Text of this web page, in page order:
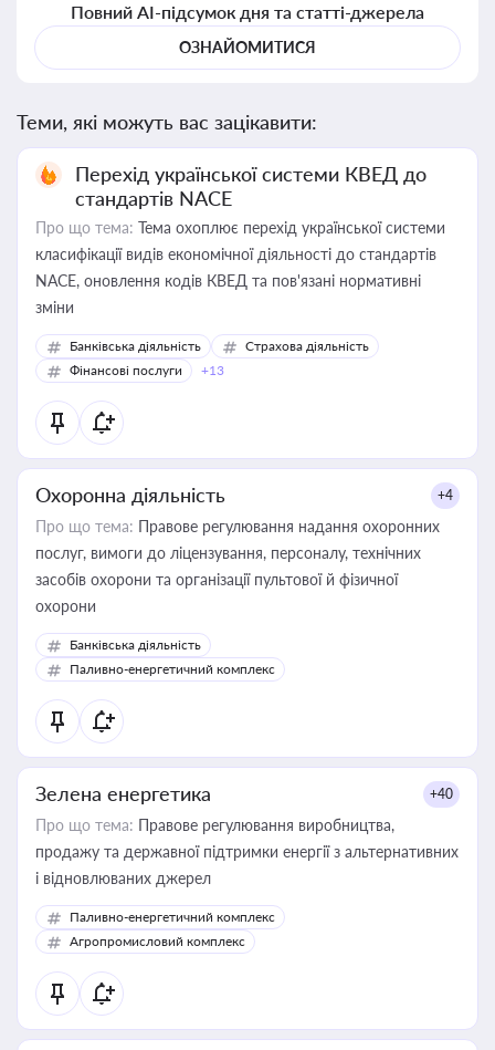
Повний AI-підсумок дня та статті-джерела
ОЗНАЙОМИТИСЯ
Теми, які можуть вас зацікавити:
Перехід української системи КВЕД до
стандартів NACE
Про що тема: Тема охоплює перехід української системи
класифікації видів економічної діяльності до стандартів
NACE, оновлення кодів КВЕД та пов'язані нормативні
зміни
Банківська діяльність
Страхова діяльність
Фінансові послуги
+13
Охоронна діяльність +4
Про що тема: Правове регулювання надання охоронних
послуг, вимоги до ліцензування, персоналу, технічних
засобів охорони та організації пультової й фізичної
охорони
Банківська діяльність
Паливно-енергетичний комплекс
Зелена енергетика +40
Про що тема: Правове регулювання виробництва,
продажу та державної підтримки енергії з альтернативних
і відновлюваних джерел
Паливно-енергетичний комплекс
Агропромисловий комплекс